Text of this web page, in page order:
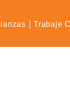
Trabaje